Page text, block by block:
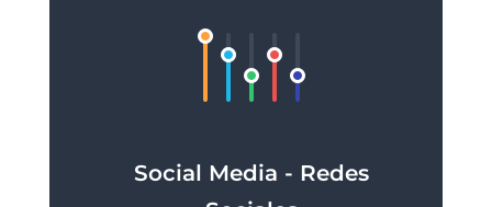
Social Media - Redes